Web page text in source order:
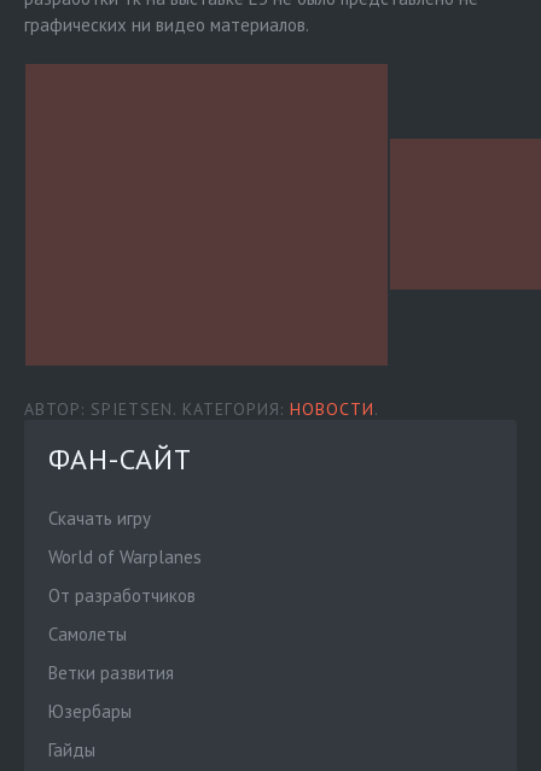
графических ни видео материалов.
АВТОР: SPIETSEN. КАТЕГОРИЯ: НОВОСТИ.
ФАН-САЙТ
Скачать игру
World of Warplanes
От разработчиков
Cамолеты
Ветки развития
Юзербары
Гайды